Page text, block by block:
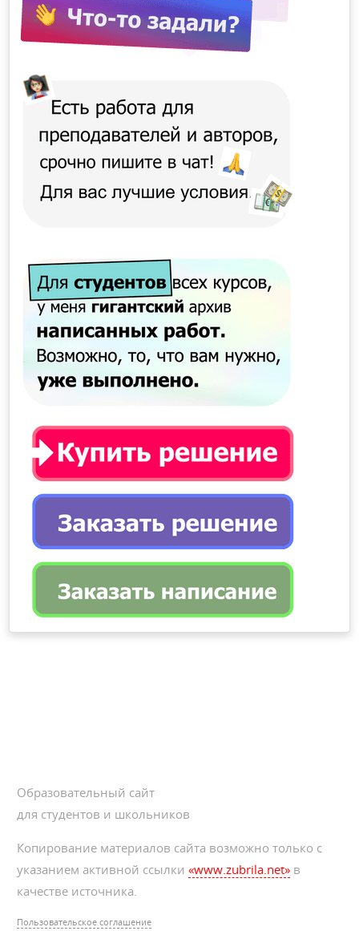
Образовательный сайт
для студентов и школьников
Копирование материалов сайта возможно только с
указанием активной ссылки«www.zubrila.net» в
качестве источника.
Пользовательское соглашение